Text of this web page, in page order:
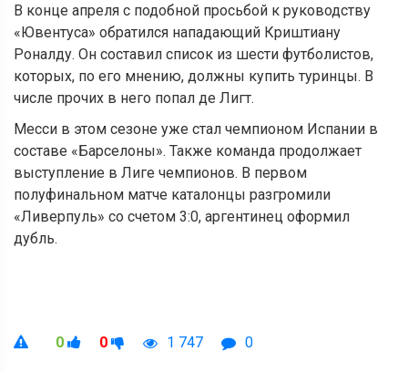
В конце апреля с подобной просьбой к руководству
«Ювентуса» обратился нападающий Криштиану
Роналду. Он составил список из шести футболистов,
которых, по его мнению, должны купить туринцы. В
числе прочих в него попал де Лигт.
Месси в этом сезоне уже стал чемпионом Испании в
составе «Барселоны». Также команда продолжает
выступление в Лиге чемпионов. В первом
полуфинальном матче каталонцы разгромили
«Ливерпуль» со счетом 3:0, аргентинец оформил
дубль.
0 0 1 747 0